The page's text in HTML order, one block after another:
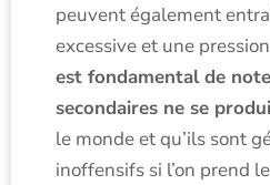
peuvent également
excessive et une
est fondamental de
secondaires ne se
le monde et qu’ils sont
inoffensifs si l’on prend